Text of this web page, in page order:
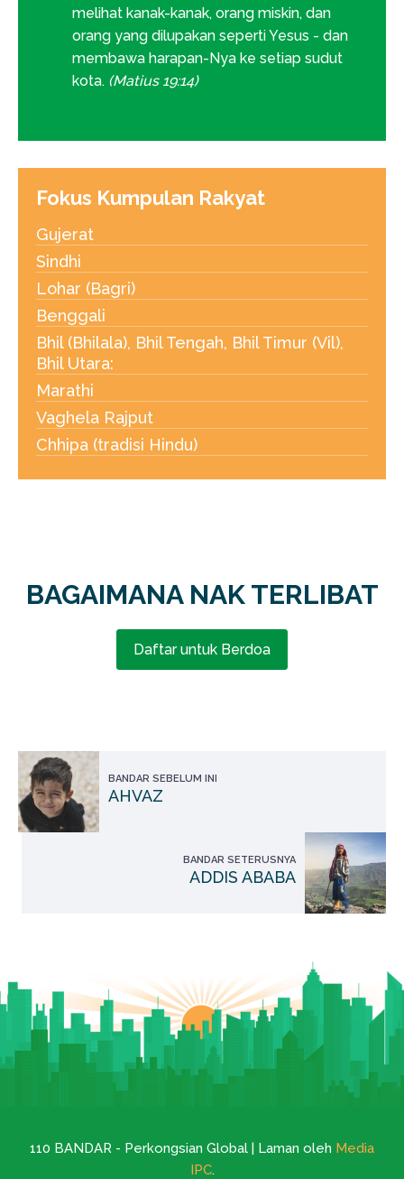
melihat kanak-kanak, orang miskin, dan
orang yang dilupakan seperti Yesus - dan
membawa harapan-Nya ke setiap sudut
kota. (Matius 19:14)
Fokus Kumpulan Rakyat
Gujerat
Sindhi
Lohar (Bagri)
Benggali
Bhil (Bhilala), Bhil Tengah, Bhil Timur (Vil),
Bhil Utara:
Marathi
Vaghela Rajput
Chhipa (tradisi Hindu)
BAGAIMANA NAK TERLIBAT
Daftar untuk Berdoa
BANDAR SEBELUM INI
AHVAZ
BANDAR SETERUSNYA
ADDIS ABABA
110 BANDAR - Perkongsian Global | Laman oleh Media
IPC.